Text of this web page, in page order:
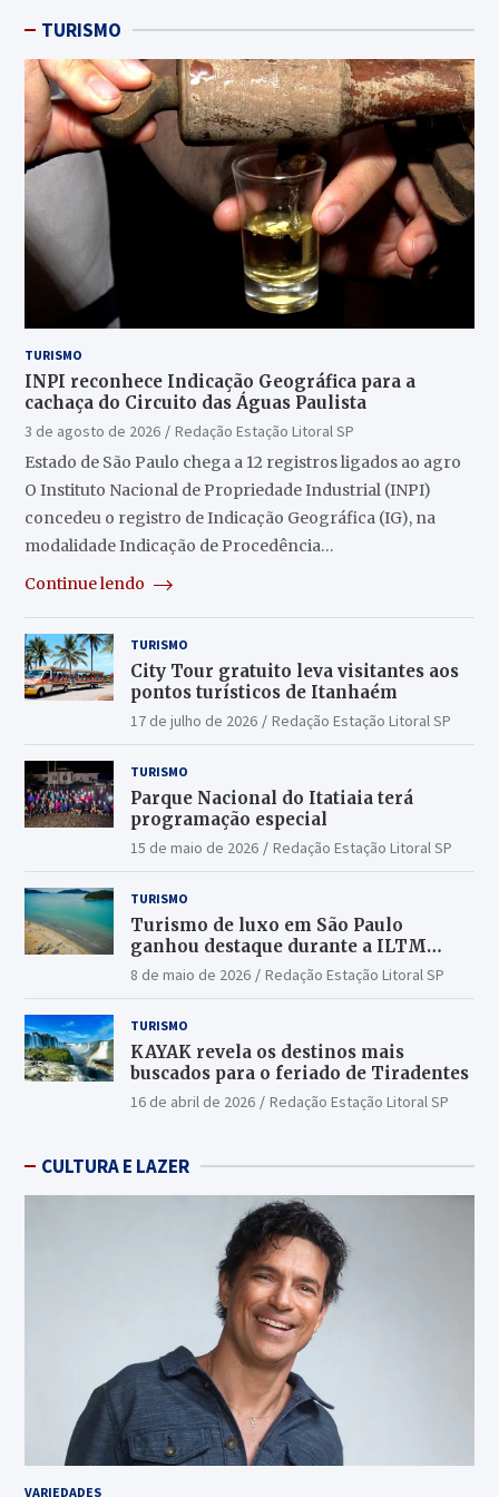
TURISMO
TURISMO
INPI reconhece Indicação Geográfica para a
cachaça do Circuito das Águas Paulista
3 de agosto de 2026
Redação Estação Litoral SP
Estado de São Paulo chega a 12 registros ligados ao agro
O Instituto Nacional de Propriedade Industrial (INPI)
concedeu o registro de Indicação Geográfica (IG), na
modalidade Indicação de Procedência…
Continue lendo
TURISMO
City Tour gratuito leva visitantes aos
pontos turísticos de Itanhaém
17 de julho de 2026 Redação Estação Litoral SP
TURISMO
Parque Nacional do Itatiaia terá
programação especial
15 de maio de 2026 Redação Estação Litoral SP
TURISMO
Turismo de luxo em São Paulo
ganhou destaque durante a ILTM
Latin America 2026
8 de maio de 2026 Redação Estação Litoral SP
TURISMO
KAYAK revela os destinos mais
buscados para o feriado de Tiradentes
16 de abril de 2026 Redação Estação Litoral SP
CULTURA E LAZER
VARIEDADES